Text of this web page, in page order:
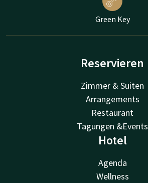
Green Key
Reservieren
Zimmer & Suiten
Arrangements
Restaurant
Tagungen &Events
Hotel
Agenda
Wellness